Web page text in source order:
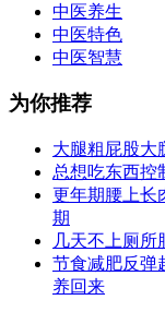
中医养生
中医特色
中医智慧
为你推荐
大腿粗屁股大
总想吃东西控
更年期腰上长
期
几天不上厕所
节食减肥反弹
养回来